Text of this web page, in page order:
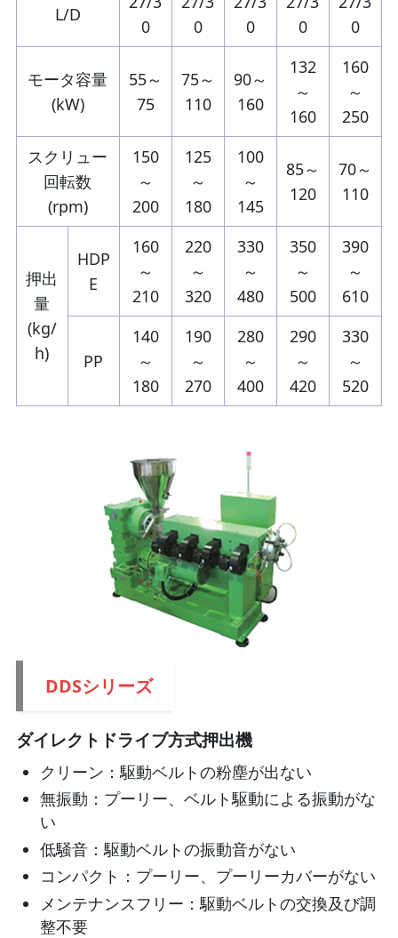
L/D
0
0
0
0
0
モータ容量
(kW)
55～
75
75～
110
90～
160
132
～
160
160
～
250
スクリュー
回転数
(rpm)
150
～
200
125
～
180
100
～
145
85～
120
70～
110
押出
量
(kg/
h)
HDP
E
160
～
210
220
～
320
330
～
480
350
～
500
390
～
610
PP
140
～
180
190
～
270
280
～
400
290
～
420
330
～
520
DDSシリーズ
ダイレクトドライブ方式押出機
クリーン：駆動ベルトの粉塵が出ない
無振動：プーリー、ベルト駆動による振動がな
い
低騒音：駆動ベルトの振動音がない
コンパクト：プーリー、プーリーカバーがない
メンテナンスフリー：駆動ベルトの交換及び調
整不要